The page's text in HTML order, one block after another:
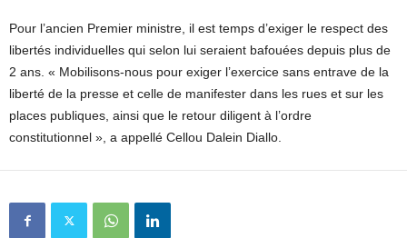
Pour l’ancien Premier ministre, il est temps d’exiger le respect des
libertés individuelles qui selon lui seraient bafouées depuis plus de
2 ans. « Mobilisons-nous pour exiger l’exercice sans entrave de la
liberté de la presse et celle de manifester dans les rues et sur les
places publiques, ainsi que le retour diligent à l’ordre
constitutionnel », a appellé Cellou Dalein Diallo.